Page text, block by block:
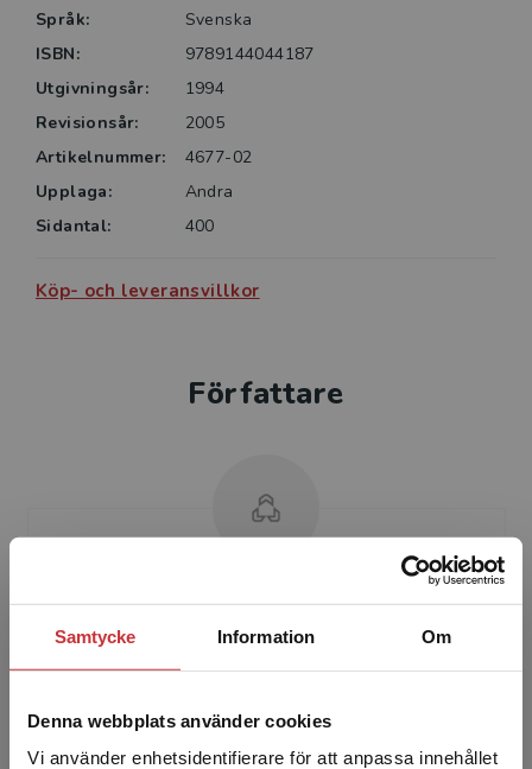
Samtycke Information Om
Denna webbplats använder cookies
Vi använder enhetsidentifierare för att anpassa innehållet
Språk:
Svenska
ISBN:
9789144044187
Utgivningsår:
1994
Revisionsår:
2005
Artikelnummer:
4677-02
Upplaga:
Andra
Sidantal:
400
Köp- och leveransvillkor
Författare
Anders Tengstrand
mångårig erfarenhet av undervisning på alla